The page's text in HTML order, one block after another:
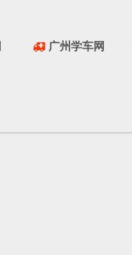
广州学车网